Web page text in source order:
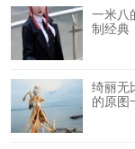
一米八
制经典
绮丽无
的原图